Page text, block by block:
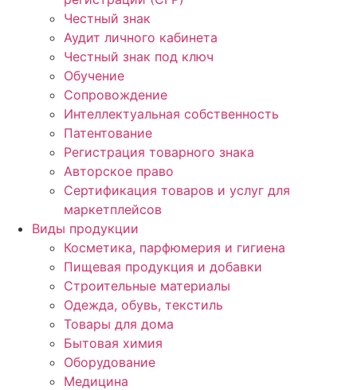
Честный знак
Аудит личного кабинета
Честный знак под ключ
Обучение
Сопровождение
Интеллектуальная собственность
Патентование
Регистрация товарного знака
Авторское право
Сертификация товаров и услуг для
маркетплейсов
Виды продукции
Косметика, парфюмерия и гигиена
Пищевая продукция и добавки
Строительные материалы
Одежда, обувь, текстиль
Товары для дома
Бытовая химия
Оборудование
Медицина